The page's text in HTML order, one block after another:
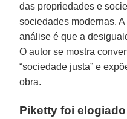
das propriedades e
sociedades modernas.
análise é que a
O autor se mostra
“sociedade justa” e
obra.
Piketty foi